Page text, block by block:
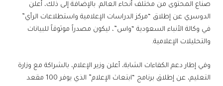
صناع المحتوى من مختلف أنحاء العالم. بالإضافة إلى ذلك، أعلن
الدوسري عن إطلاق “مركز الدراسات الإعلامية واستطلاعات الرأي”
في وكالة الأنباء السعودية “واس”، ليكون مصدراً موثوقاً للبيانات
والتحليلات الإعلامية.
وفي إطار دعم الكفاءات الشابة، أعلن وزير الإعلام، بالشراكة مع وزارة
التعليم، عن إطلاق برنامج “ابتعاث الإعلام” الذي يوفر 100 مقعد